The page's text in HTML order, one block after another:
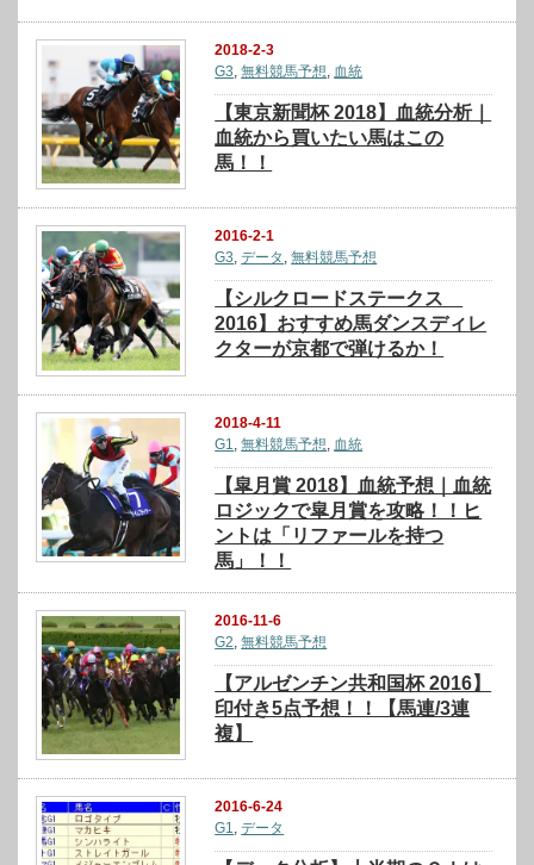
2018-2-3
G3 ,無料競馬予想 血統
【東京新聞杯 2018】血統分析｜
血統から買いたい馬はこの
馬！！
2016-2-1
G3,データ ,無料競馬予想
【シルクロードステークス
2016】おすすめ馬ダンスディレ
クターが京都で弾けるか！
2018-4-11
G1
,無料競馬予想 血統
【皐月賞 2018】血統予想｜血統
ロジックで皐月賞を攻略！！ヒ
ントは「リファールを持つ
馬」！！
2016-11-6
G2 ,無料競馬予想
【アルゼンチン共和国杯 2016】
印付き5点予想！！【馬連/3連
複】
2016-6-24
G1,データ